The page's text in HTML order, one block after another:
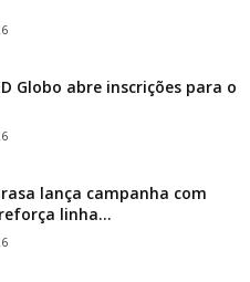
Globo abre inscrições para o
lança campanha com
linha...